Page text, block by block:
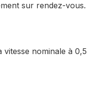
sur rendez-vous.
vitesse nominale à 0,5